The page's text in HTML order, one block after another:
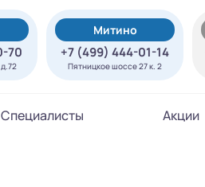
70
Митино
+7 (499) 444-01-14
Пятницкое шоссе 27 к. 2
Специалисты Акции